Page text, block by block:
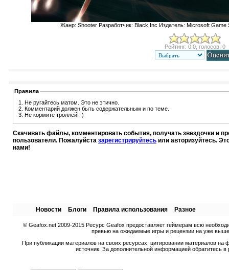
Жанр: Shooter Разработчик: Black Inc Издатель: Microsoft
Рейтинг: 0.0, голосов: 0
Правила
1. Не ругайтесь матом. Это не этично.
2. Комментарий должен быть содержательным и по теме.
3. Не кормите троллей! :)
Скачивать файлы, комментировать события, получать звездочки и
пользователи. Пожалуйста зарегистрируйтесь или авторизуйтесь.
нами!
Новости Блоги Правила использования Разное
© Geafox.net 2009-2015 Ресурс Geafox предоставляет геймерам всю
превью на ожидаемые игры и рецензии на уже
При публикации материалов на своих ресурсах, цитировании материалов
источник. За дополнительной информацией обратитесь